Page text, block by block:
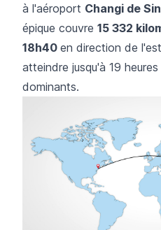
à l'aéroport Changi de
épique couvre 15 332
18h40 en direction de
atteindre jusqu'à 19
dominants.